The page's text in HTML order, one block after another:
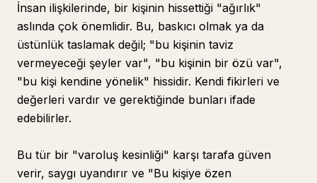
İnsan ilişkilerinde, bir kişinin hissettiği "ağırlık"
aslında çok önemlidir. Bu, baskıcı olmak ya da
üstünlük taslamak değil; "bu kişinin taviz
vermeyeceği şeyler var", "bu kişinin bir özü var",
"bu kişi kendine yönelik" hissidir. Kendi fikirleri ve
değerleri vardır ve gerektiğinde bunları ifade
edebilirler.
Bu tür bir "varoluş kesinliği" karşı tarafa güven
verir, saygı uyandırır ve "Bu kişiye özen